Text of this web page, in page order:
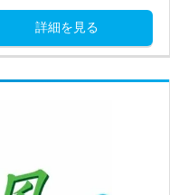
詳細を見る